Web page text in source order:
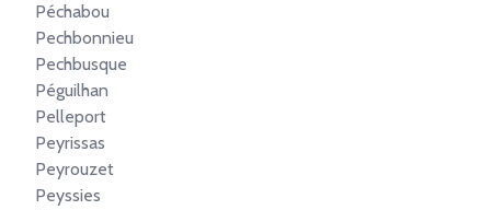
Péchabou
Pechbonnieu
Pechbusque
Péguilhan
Pelleport
Peyrissas
Peyrouzet
Peyssies